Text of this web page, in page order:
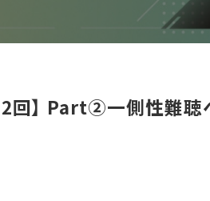
回】 Part②一側性難聴